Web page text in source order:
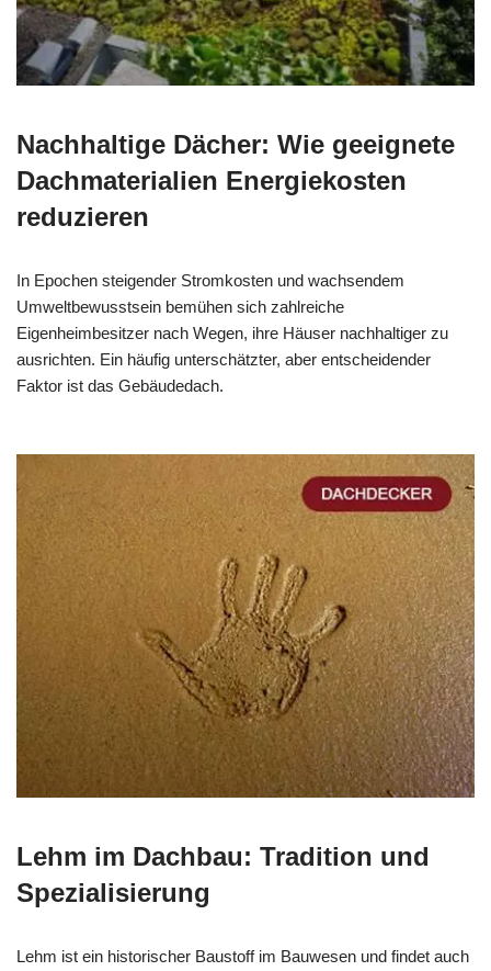
Nachhaltige Dächer: Wie geeignete
Dachmaterialien Energiekosten
reduzieren
In Epochen steigender Stromkosten und wachsendem
Umweltbewusstsein bemühen sich zahlreiche
Eigenheimbesitzer nach Wegen, ihre Häuser nachhaltiger zu
ausrichten. Ein häufig unterschätzter, aber entscheidender
Faktor ist das Gebäudedach.
Lehm im Dachbau: Tradition und
Spezialisierung
Lehm ist ein historischer Baustoff im Bauwesen und findet auch